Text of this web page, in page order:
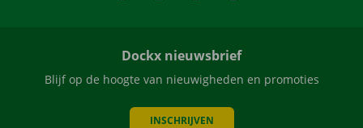
Dockx nieuwsbrief
Blijf op de hoogte van nieuwigheden en promoties
INSCHRIJVEN